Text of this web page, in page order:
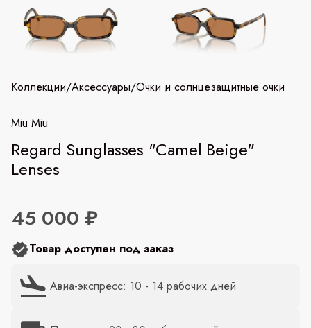
Коллекции/Аксессуары/Очки и солнцезащитные очки
Miu Miu
Regard Sunglasses "Camel Beige"
Lenses
45 000 ₽
Товар доступен под заказ
Авиа-экспресс: 10 - 14 рабочих дней